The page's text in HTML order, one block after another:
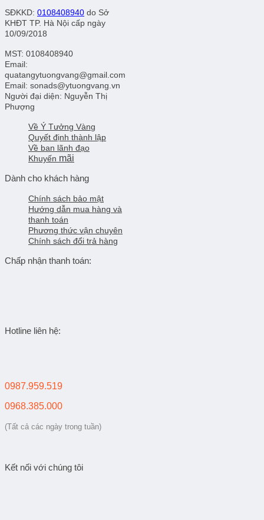
SĐKKD: 0108408940 do Sở
KHĐT TP. Hà Nội cấp ngày
10/09/2018
MST: 0108408940
Email:
quatangytuongvang@gmail.com
Email: sonads@ytuongvang.vn
Người đại diện: Nguyễn Thị
Phượng
Về Ý Tưởng Vàng
Quyết định thành lập
Về ban lãnh đạo
Khuyến mãi
Dành cho khách hàng
Chính sách bảo mật
Hướng dẫn mua hàng và
thanh toán
Phương thức vận chuyên
Chính sách đổi trả hàng
Chấp nhận thanh toán:
Hotline liên hệ:
0987.959.519
0968.385.000
(Tất cả các ngày trong tuần)
Kết nối với chúng tôi